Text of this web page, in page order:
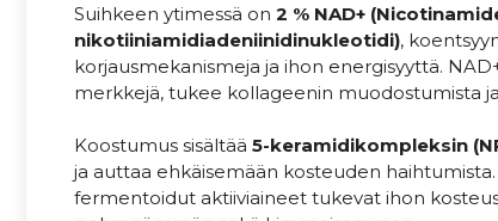
Suihkeen ytimessä on 2 % NAD+
nikotiiniamidiadeniinidinukleotidi),
korjausmekanismeja ja ihon energisyyttä.
merkkejä, tukee kollageenin muodostumista
Koostumus sisältää 5-keramidikompleksin
ja auttaa ehkäisemään kosteuden haihtumista.
fermentoidut aktiiviaineet tukevat ihon